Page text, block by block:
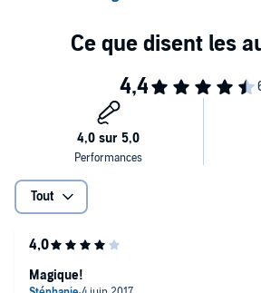
Tout
Magique!